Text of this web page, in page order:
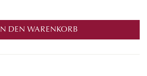
IN DEN WARENKORB